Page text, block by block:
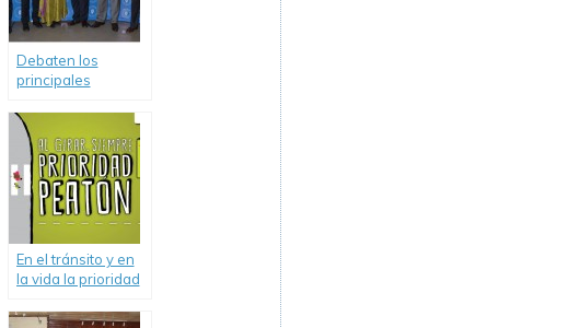
Debaten los
principales
seguridad vial en la
Argentina
En el tránsito y en
la vida la prioridad